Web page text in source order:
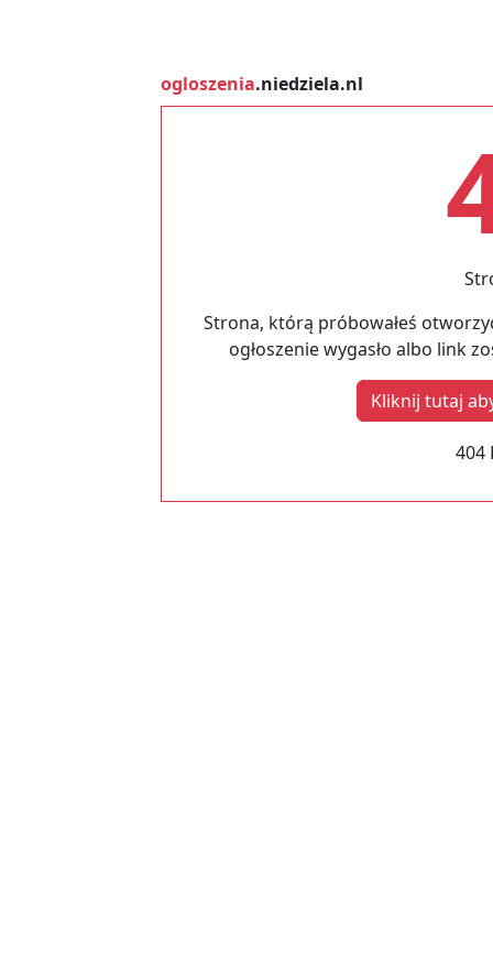
ogloszenia.niedziela.nl
Strona, którą próbowałeś
ogłoszenie wygasło albo link
Kliknij tutaj
404